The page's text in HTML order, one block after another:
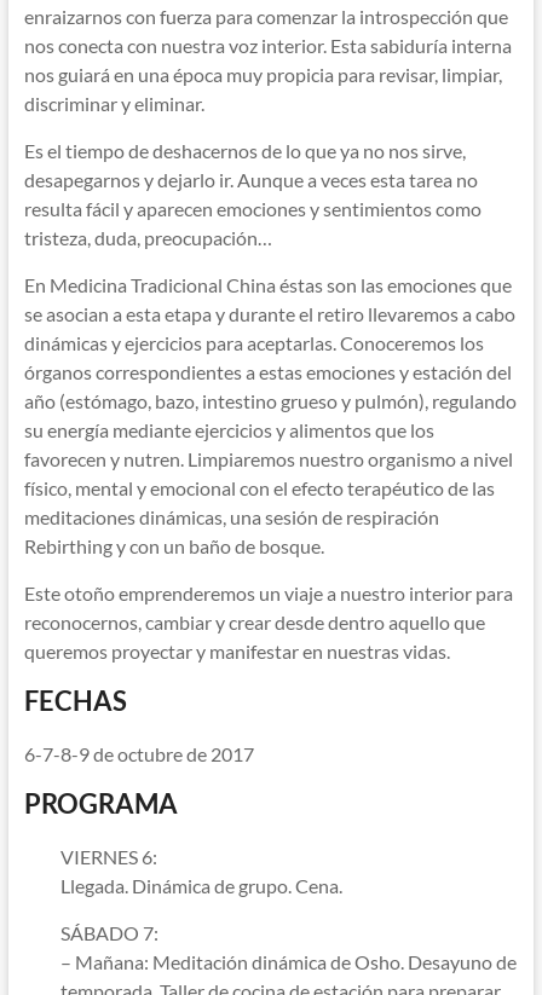
enraizarnos con fuerza para comenzar la introspección que
nos conecta con nuestra voz interior. Esta sabiduría interna
nos guiará en una época muy propicia para revisar, limpiar,
discriminar y eliminar.
Es el tiempo de deshacernos de lo que ya no nos sirve,
desapegarnos y dejarlo ir. Aunque a veces esta tarea no
resulta fácil y aparecen emociones y sentimientos como
tristeza, duda, preocupación…
En Medicina Tradicional China éstas son las emociones que
se asocian a esta etapa y durante el retiro llevaremos a cabo
dinámicas y ejercicios para aceptarlas. Conoceremos los
órganos correspondientes a estas emociones y estación del
año (estómago, bazo, intestino grueso y pulmón), regulando
su energía mediante ejercicios y alimentos que los
favorecen y nutren. Limpiaremos nuestro organismo a nivel
físico, mental y emocional con el efecto terapéutico de las
meditaciones dinámicas, una sesión de respiración
Rebirthing y con un baño de bosque.
Este otoño emprenderemos un viaje a nuestro interior para
reconocernos, cambiar y crear desde dentro aquello que
queremos proyectar y manifestar en nuestras vidas.
FECHAS
6-7-8-9 de octubre de 2017
PROGRAMA
VIERNES 6:
Llegada. Dinámica de grupo. Cena.
SÁBADO 7:
– Mañana: Meditación dinámica de Osho. Desayuno de
temporada. Taller de cocina de estación para preparar